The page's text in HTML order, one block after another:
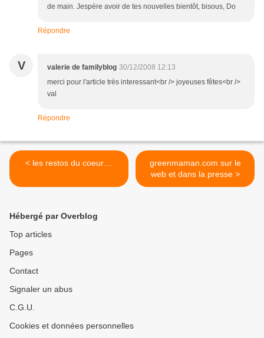
de main. Jespère avoir de tes nouvelles bientôt, bisous, Do
Répondre
V valerie de familyblog 30/12/2008 12:13
merci pour l'article très interessant<br /> joyeuses fêtes<br />
val
Répondre
< les restos du coeur....
greenmaman.com sur le
web et dans la presse >
Hébergé par Overblog
Top articles
Pages
Contact
Signaler un abus
C.G.U.
Cookies et données personnelles